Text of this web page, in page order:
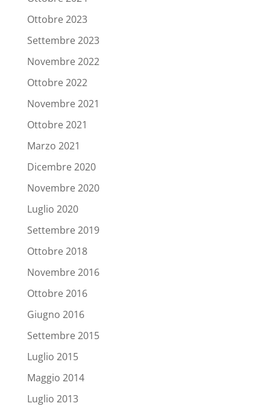
Ottobre 2023
Settembre 2023
Novembre 2022
Ottobre 2022
Novembre 2021
Ottobre 2021
Marzo 2021
Dicembre 2020
Novembre 2020
Luglio 2020
Settembre 2019
Ottobre 2018
Novembre 2016
Ottobre 2016
Giugno 2016
Settembre 2015
Luglio 2015
Maggio 2014
Luglio 2013